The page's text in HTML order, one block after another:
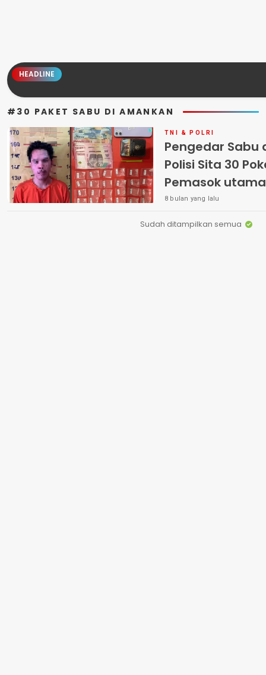
HEADLINE
#30 PAKET SABU DI AMANKAN
TNI & POLRI
Pengedar Sabu
Polisi Sita 30
Pemasok utama
8 bulan yang lalu
Sudah ditampilkan semua